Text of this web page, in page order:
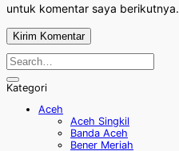
untuk komentar saya berikutnya.
Kategori
Aceh
Aceh Singkil
Banda Aceh
Bener Meriah